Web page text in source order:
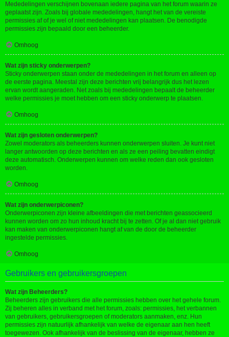
Mededelingen verschijnen bovenaan iedere pagina van het forum waarin ze
geplaatst zijn. Zoals bij globale mededelingen, hangt het van de vereiste
permissies af of je wel of niet mededelingen kan plaatsen. De benodigde
permissies zijn bepaald door een beheerder.
Omhoog
Wat zijn sticky onderwerpen?
Sticky onderwerpen staan onder de mededelingen in het forum en alleen op
de eerste pagina. Meestal zijn deze berichten vrij belangrijk dus het lezen
ervan wordt aangeraden. Net zoals bij mededelingen bepaalt de beheerder
welke permissies je moet hebben om een sticky onderwerp te plaatsen.
Omhoog
Wat zijn gesloten onderwerpen?
Zowel moderators als beheerders kunnen onderwerpen sluiten. Je kunt niet
langer antwoorden op deze berichten en als ze een peiling bevatten eindigt
deze automatisch. Onderwerpen kunnen om welke reden dan ook gesloten
worden.
Omhoog
Wat zijn onderwerpiconen?
Onderwerpiconen zijn kleine afbeeldingen die met berichten geassocieerd
kunnen worden om zo hun inhoud kracht bij te zetten. Of je al dan niet gebruik
kan maken van onderwerpiconen hangt af van de door de beheerder
ingestelde permissies.
Omhoog
Gebruikers en gebruikersgroepen
Wat zijn Beheerders?
Beheerders zijn gebruikers die alle permissies hebben over het gehele forum.
Zij beheren alles in verband met het forum, zoals: permissies, het verbannen
van gebruikers, gebruikersgroepen of moderators aanmaken, enz. Hun
permissies zijn natuurlijk afhankelijk van welke de eigenaar aan hen heeft
toegewezen. Ook afhankelijk van de beslissing van de eigenaar, hebben ze